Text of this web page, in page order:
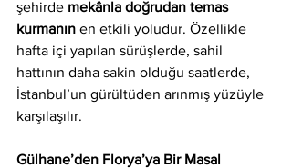
şehirde mekânla doğrudan temas
kurmanın en etkili yoludur. Özellikle
hafta içi yapılan sürüşlerde, sahil
hattının daha sakin olduğu saatlerde,
İstanbul’un gürültüden arınmış yüzüyle
karşılaşılır.
Gülhane’den Florya’ya Bir Masal